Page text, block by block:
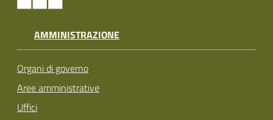
AMMINISTRAZIONE
Organi di governo
Aree amministrative
Uffici